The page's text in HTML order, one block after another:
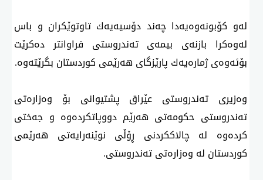
لەو كۆبونەوەیەدا چەند دۆسیەیەك تاوتوێكران و باس
لەوەكرا بازنەی بیمەی تەندروستی فراوانتر دەكرێت
بۆئەوەی ژمارەیەك پارێزگای هەرێمی كوردستان بگرێتەوە.
وەزیری تەندروستی عێراق پشتیوانی بۆ وەزارەتی
تەندروستی حكومەتی هەرێم دووپاتكردەوە و جەختی
كردەوە لە چالاككردنی ڕۆڵی نوێنەرایەتی هەرێمی
كوردستان لە وەزارەتی تەندروستی.